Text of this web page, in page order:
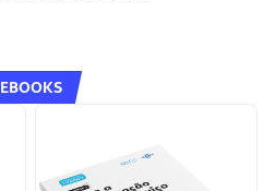
EBOOKS